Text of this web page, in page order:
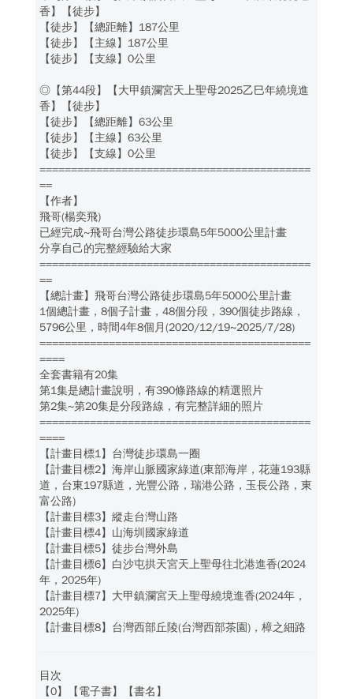
香】【徒步】
【徒步】【總距離】187公里
【徒步】【主線】187公里
【徒步】【支線】0公里
◎【第44段】【大甲鎮瀾宮天上聖母2025乙巳年繞境進
香】【徒步】
【徒步】【總距離】63公里
【徒步】【主線】63公里
【徒步】【支線】0公里
===========================================
==
【作者】
飛哥(楊奕飛)
已經完成~飛哥台灣公路徒步環島5年5000公里計畫
分享自己的完整經驗給大家
===========================================
==
【總計畫】飛哥台灣公路徒步環島5年5000公里計畫
1個總計畫，8個子計畫，48個分段，390個徒步路線，
5796公里，時間4年8個月(2020/12/19~2025/7/28)
===========================================
====
全套書籍有20集
第1集是總計畫說明，有390條路線的精選照片
第2集~第20集是分段路線，有完整詳細的照片
===========================================
====
【計畫目標1】台灣徒步環島一圈
【計畫目標2】海岸山脈國家綠道(東部海岸，花蓮193縣
道，台東197縣道，光豐公路，瑞港公路，玉長公路，東
富公路)
【計畫目標3】縱走台灣山路
【計畫目標4】山海圳國家綠道
【計畫目標5】徒步台灣外島
【計畫目標6】白沙屯拱天宮天上聖母往北港進香(2024
年，2025年)
【計畫目標7】大甲鎮瀾宮天上聖母繞境進香(2024年，
2025年)
【計畫目標8】台灣西部丘陵(台灣西部茶園)，樟之細路
目次
【0】【電子書】【書名】